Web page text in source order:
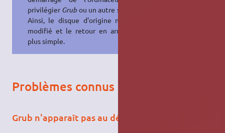
privilégierGrub ou un autre système.
Ainsi, le disque d'origine n'est pas
modifié et le retour en arrière est
plus simple.
Problèmes connus
Grub n'apparaît pas au démarrage